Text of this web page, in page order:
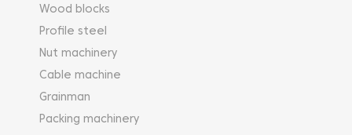
Wood blocks
Profile steel
Nut machinery
Cable machine
Grainman
Packing machinery